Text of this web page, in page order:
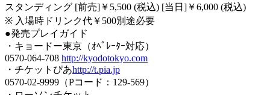
スタンディング [前売]￥5,500 (税込) [当日]￥6,000 (税込)
※ 入場時ドリンク代￥500別途必要
●発売プレイガイド
・キョードー東京（ｵﾍﾟﾚｰﾀｰ対応）
0570-064-708 http://kyodotokyo.com
・チケットぴあhttp://t.pia.jp
0570-02-9999（Pコード：129-569）